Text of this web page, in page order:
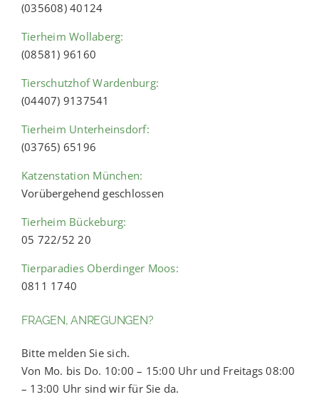
(035608) 40124
Tierheim Wollaberg:
(08581) 96160
Tierschutzhof Wardenburg:
(04407) 9137541
Tierheim Unterheinsdorf:
(03765) 65196
Katzenstation München:
Vorübergehend geschlossen
Tierheim Bückeburg:
05 722/52 20
Tierparadies Oberdinger Moos:
0811 1740
FRAGEN, ANREGUNGEN?
Bitte melden Sie sich.
Von Mo. bis Do. 10:00 – 15:00 Uhr und Freitags 08:00
– 13:00 Uhr sind wir für Sie da.